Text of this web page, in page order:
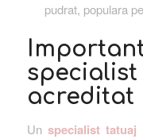
pudrat, populara
acreditat
Un specialist